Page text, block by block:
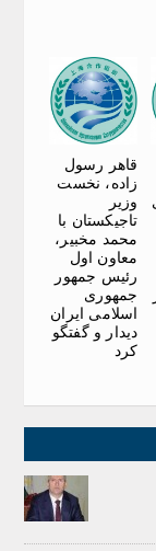
قاهر رسول
زاده، نخست
وزیر
تاجیکستان با
محمد مخبیر،
معاون اول
رئیس جمهور
جمهوری
اسلامی ایران
دیدار و گفتگو
کرد